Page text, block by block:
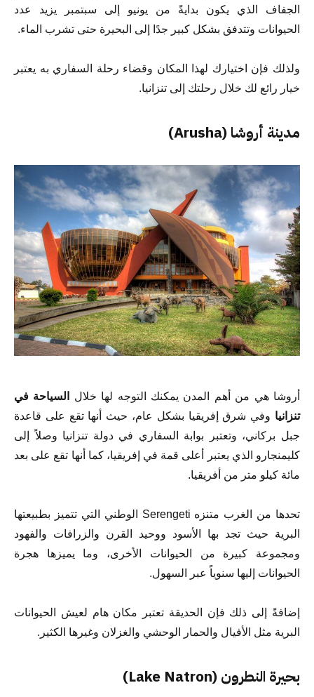
الجفاف الذي يكون بدايةً من يونيو إلى سبتمبر يزيد عدد
الحيوانات وتتدفق بشكل كبير جدًا إلى البحيرة حتى تشرب الماء.
ولذلك فإن اختيارك لهذا المكان وقضاء رحلة السفاري به يعتبر
خيار رائع لك خلال رحلتك إلى تنزانيا.
مدينة أروشا (Arusha)
أروشا هي من أهم المدن يمكنك التوجه لها خلال
السياحة في
تنزانيا وفي شرق إفريقيا بشكل عام، حيث أنها تقع على قاعدة
جبل بركاني، وتعتبر بوابة السفاري في دولة تنزانيا وصلاً إلى
كليمنجارو الذي يعتبر أعلى قمة في إفريقيا، كما أنها تقع على بعد
مائة كيلو متر من أفريقيا.
تحدها من الغرب متنزه Serengeti الوطني التي تتميز بطبيعتها
البرية حيث تجد بها الأسود ووحيد القرن والزرافات والفهود
ومجموعة كبيرة من الحيوانات الأخرى، وما يميزها هجرة
الحيوانات إليها سنوياً عبر السهول.
إضافةً إلى ذلك فإن الحديقة تعتبر مكان هام لعيش الحيوانات
البرية مثل الأفيال والحمار الوحشي والغزلان وغيرها الكثير.
بحيرة النطرون (Lake Natron)